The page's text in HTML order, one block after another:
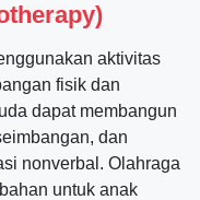
aktivitas
fisik dan
dapat membangun
dan
nonverbal. Olahraga
untuk anak